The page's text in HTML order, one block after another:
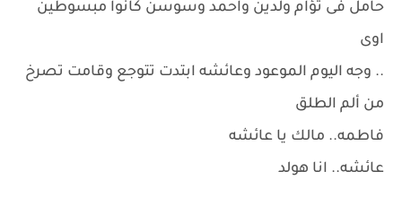
حامل فى تؤام ولدين واحمد وسوسن كانوا مبسوطين
اوى
.. وجه اليوم الموعود وعائشه ابتدت تتوجع وقامت تصرخ
من ألم الطلق
فاطمه.. مالك يا عائشه
عائشه.. انا هولد